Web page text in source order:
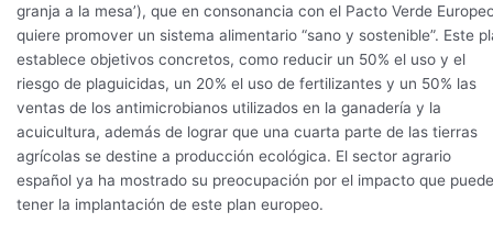
granja a la mesa’), que en consonancia con el Pacto Verde
quiere promover un sistema alimentario “sano y sostenible”. Este
establece objetivos concretos, como reducir un 50% el uso y el
riesgo de plaguicidas, un 20% el uso de fertilizantes y un 50% las
ventas de los antimicrobianos utilizados en la ganadería y la
acuicultura, además de lograr que una cuarta parte de las tierras
agrícolas se destine a producción ecológica. El sector agrario
español ya ha mostrado su preocupación por el impacto que puede
tener la implantación de este plan europeo.
uso
de
los
plaguicidas
químicos
hasta
2030